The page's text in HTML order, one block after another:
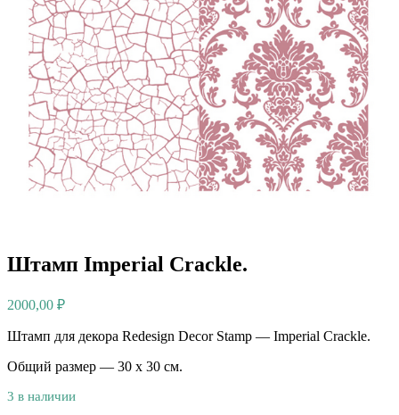
Штамп Imperial Crackle.
2000,00 ₽
Штамп для декора Redesign Decor Stamp — Imperial Crackle.
Общий размер — 30 х 30 см.
3 в наличии